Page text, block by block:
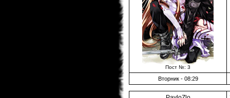
Пост №: 3
Вторник - 08:29